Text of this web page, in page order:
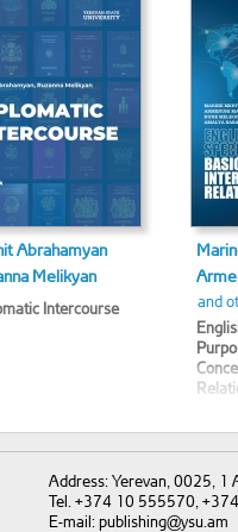
Abrahamyan
Melikyan
Intercourse
and
Address: Yerevan, 0025, 1
Tel. +374 10 555570,
E-mail: publishing@ysu.am